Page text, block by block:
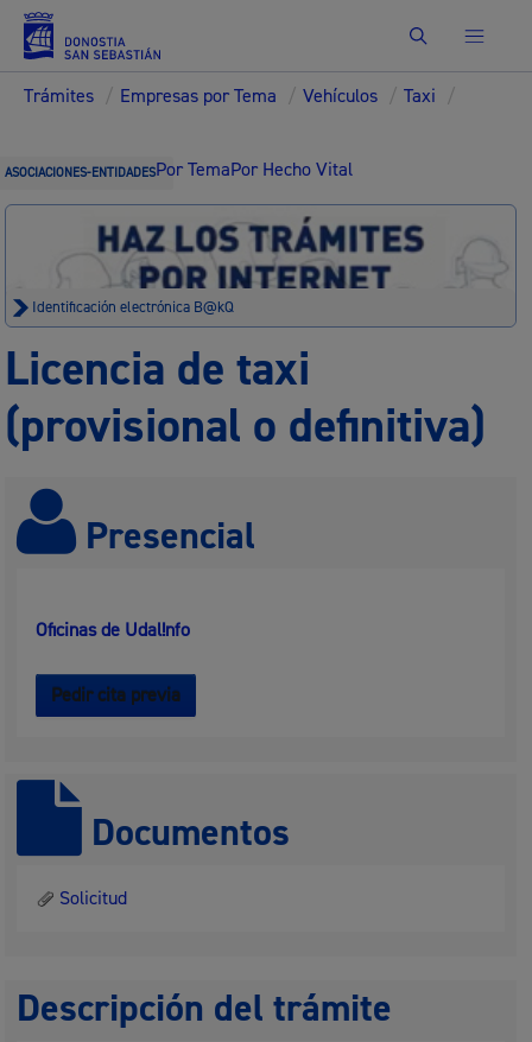
Buscar
Trámites / Empresas por Tema / Vehículos / Taxi /
ASOCIACIONES-ENTIDADESPor TemaPor Hecho Vital
Identificación electrónica B@kQ
Licencia de taxi
(provisional o definitiva)
Presencial
Oficinas de Udal!nfo
Pedir cita previa
Documentos
Solicitud
Descripción del trámite